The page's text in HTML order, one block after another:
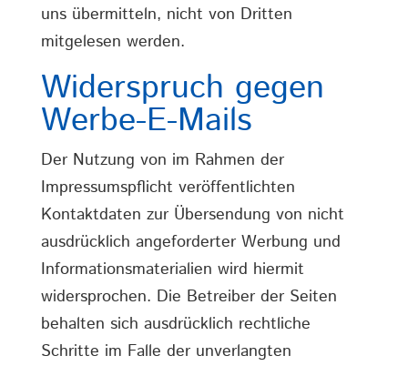
uns übermitteln, nicht von Dritten
mitgelesen werden.
Widerspruch gegen
Werbe-E-Mails
Der Nutzung von im Rahmen der
Impressumspflicht veröffentlichten
Kontaktdaten zur Übersendung von nicht
ausdrücklich angeforderter Werbung und
Informationsmaterialien wird hiermit
widersprochen. Die Betreiber der Seiten
behalten sich ausdrücklich rechtliche
Schritte im Falle der unverlangten